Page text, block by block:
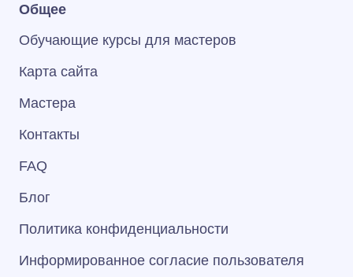
Общее
Обучающие курсы для мастеров
Карта сайта
Мастера
Контакты
FAQ
Блог
Политика конфиденциальности
Информированное согласие пользователя